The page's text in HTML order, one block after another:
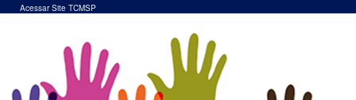
Acessar Site TCMSP